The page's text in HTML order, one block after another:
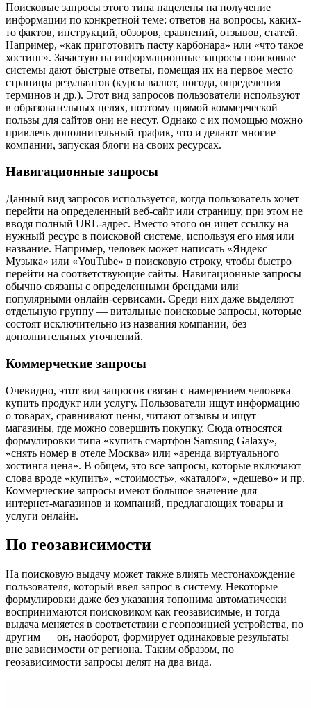
Поисковые запросы этого типа нацелены на получение
информации по конкретной теме: ответов на вопросы, каких-
то фактов, инструкций, обзоров, сравнений, отзывов, статей.
Например, «как приготовить пасту карбонара» или «что такое
хостинг». Зачастую на информационные запросы поисковые
системы дают быстрые ответы, помещая их на первое место
страницы результатов (курсы валют, погода, определения
терминов и др.). Этот вид запросов пользователи используют
в образовательных целях, поэтому прямой коммерческой
пользы для сайтов они не несут. Однако с их помощью можно
привлечь дополнительный трафик, что и делают многие
компании, запуская блоги на своих ресурсах.
Навигационные запросы
Данный вид запросов используется, когда пользователь хочет
перейти на определенный веб-сайт или страницу, при этом не
вводя полный URL-адрес. Вместо этого он ищет ссылку на
нужный ресурс в поисковой системе, используя его имя или
название. Например, человек может написать «Яндекс
Музыка» или «YouTube» в поисковую строку, чтобы быстро
перейти на соответствующие сайты. Навигационные запросы
обычно связаны с определенными брендами или
популярными онлайн-сервисами. Среди них даже выделяют
отдельную группу — витальные поисковые запросы, которые
состоят исключительно из названия компании, без
дополнительных уточнений.
Коммерческие запросы
Очевидно, этот вид запросов связан с намерением человека
купить продукт или услугу. Пользователи ищут информацию
о товарах, сравнивают цены, читают отзывы и ищут
магазины, где можно совершить покупку. Сюда относятся
формулировки типа «купить смартфон Samsung Galaxy»,
«снять номер в отеле Москва» или «аренда виртуального
хостинга цена». В общем, это все запросы, которые включают
слова вроде «купить», «стоимость», «каталог», «дешево» и пр.
Коммерческие запросы имеют большое значение для
интернет-магазинов и компаний, предлагающих товары и
услуги онлайн.
По геозависимости
На поисковую выдачу может также влиять местонахождение
пользователя, который ввел запрос в систему. Некоторые
формулировки даже без указания топонима автоматически
воспринимаются поисковиком как геозависимые, и тогда
выдача меняется в соответствии с геопозицией устройства, по
другим — он, наоборот, формирует одинаковые результаты
вне зависимости от региона. Таким образом, по
геозависимости запросы делят на два вида.